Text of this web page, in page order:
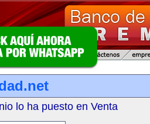
lo ha puesto en Venta